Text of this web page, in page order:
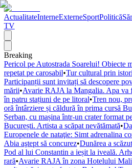
ActualitateInterneExterneSportPolitică
TV
Breaking
Pericol pe Autostrada Soarelui! Obiecte
repetat pe carosabil•Tur cultural prin
Participanții sunt invitați să descopere
mării•Avarie RAJA la Mangalia. Apa va
în patru stațiuni de pe litoral•Tren nou,
oră întârziere și căldură în prima cursă
Șerban, cu mașina într-un crater format
București. Artista a scăpat nevătămată•
Europenele de nataţie: Simt adrenalina
Abia aştept să concurez•Dunărea a
Pod al lui Constantin a ieșit la iveală.
rară•Avarie RAJA în zona Hotelului